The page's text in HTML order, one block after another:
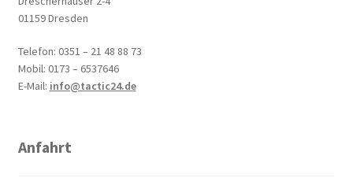
01159 Dresden
Telefon: 0351 – 21 48 88 73
Mobil: 0173 – 6537646
E-Mail: info@tactic24.de
Anfahrt